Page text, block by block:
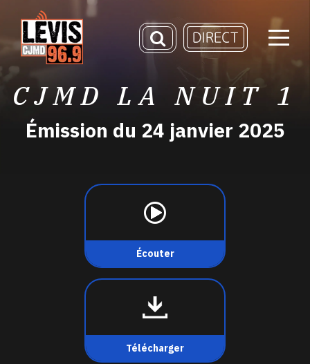
CJMD LA NUIT 1
Émission du 24 janvier 2025
Écouter
Télécharger